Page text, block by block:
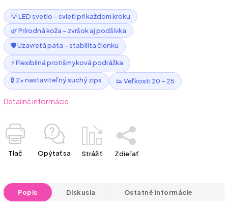
💡 LED svetlo – svieti pri každom kroku
🌿 Prírodná koža – zvršok aj podšívka
🛡️ Uzavretá päta – stabilita členku
⚡ Flexibilná protišmyková podrážka
🔒 2× nastaviteľný suchý zips 👟 Veľkosti 20 – 25
Detailné informácie
Tlač Opýtať sa Strážiť Zdieľať
Popis Diskusia Ostatné informácie